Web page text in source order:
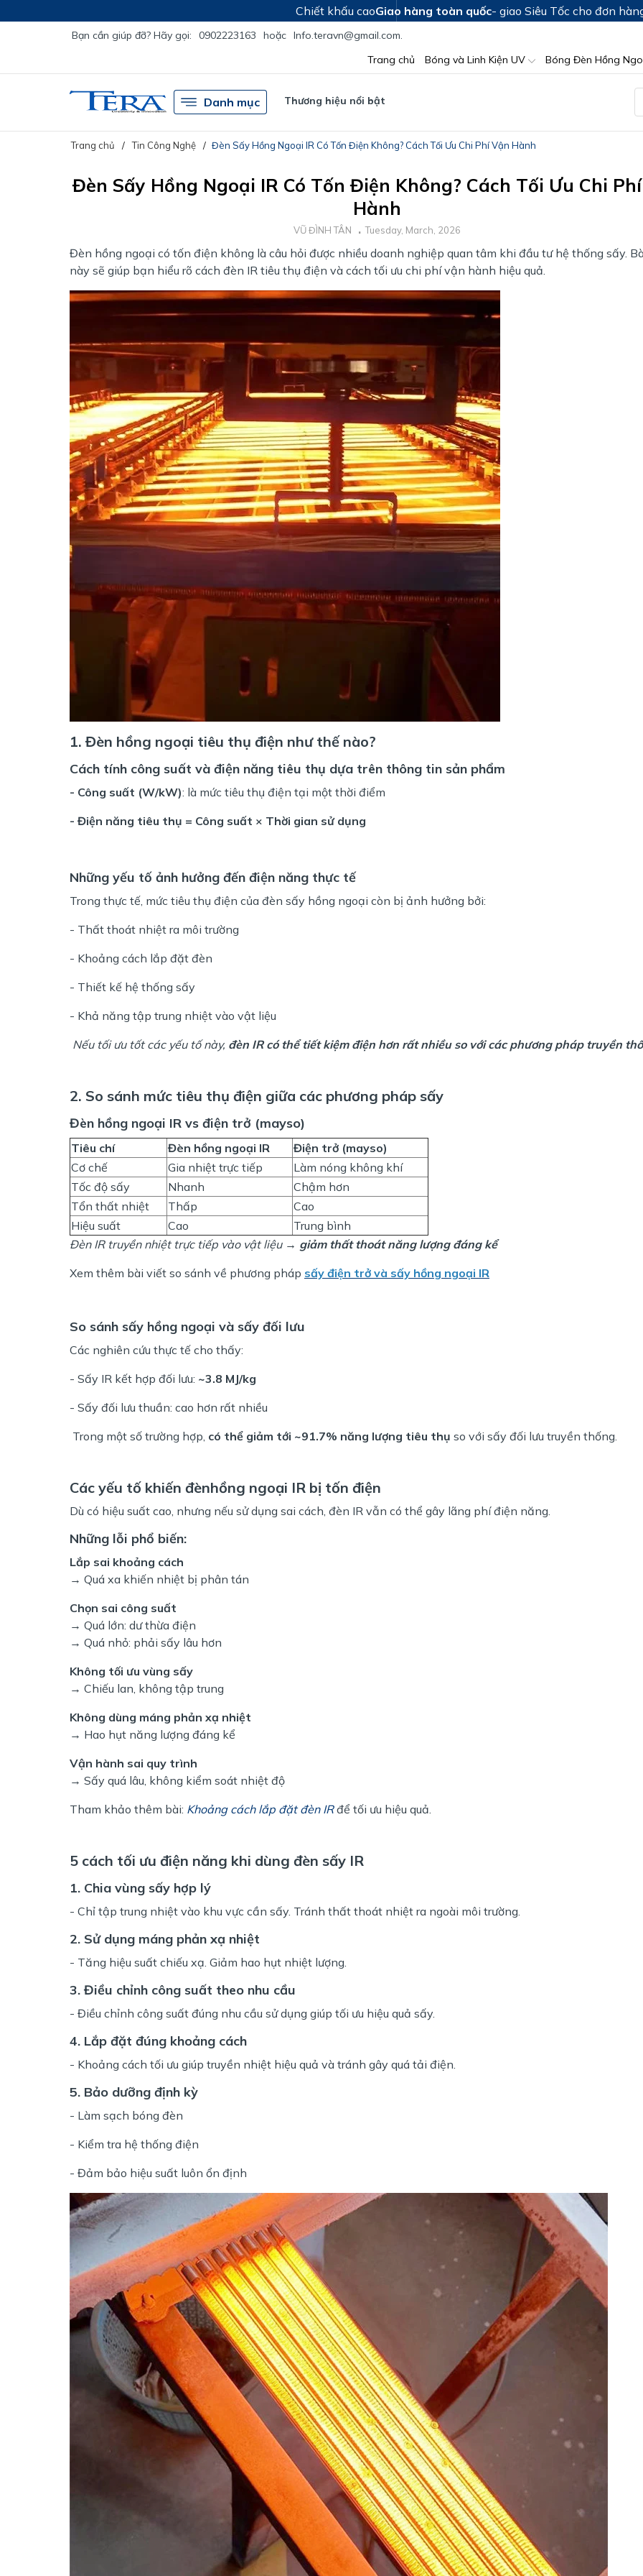
Chiết khấu caoGiao hàng toàn quốc- giao Siêu Tốc cho đơn
Bạn cần giúp đỡ? Hãy gọi: 0902223163 hoặc Info.teravn@gmail.com.
Trang chủ
Bóng và Linh Kiện UV Bóng Đèn Hồng
Danh mục Thương hiệu nổi bật
Trang chủ Tin Công Nghệ Đèn Sấy Hồng Ngoại IR Có Tốn Điện Không? Cách Tối Ưu Chi Phí Vận Hành
Đèn Sấy Hồng Ngoại IR Có Tốn Điện Không? Cách Tối Ưu Chi
Hành
VŨ ĐÌNH TÂN Tuesday, March, 2026
Đèn hồng ngoại có tốn điện không là câu hỏi được nhiều doanh nghiệp quan tâm khi đầu tư hệ thống sấy.
này sẽ giúp bạn hiểu rõ cách đèn IR tiêu thụ điện và cách tối ưu chi phí vận hành hiệu quả.
1. Đèn hồng ngoại tiêu thụ điện như thế nào?
Cách tính công suất và điện năng tiêu thụ dựa trên thông tin sản phẩm
- Công suất (W/kW): là mức tiêu thụ điện tại một thời điểm
- Điện năng tiêu thụ = Công suất × Thời gian sử dụng
Những yếu tố ảnh hưởng đến điện năng thực tế
Trong thực tế, mức tiêu thụ điện của đèn sấy hồng ngoại còn bị ảnh hưởng bởi:
- Thất thoát nhiệt ra môi trường
- Khoảng cách lắp đặt đèn
- Thiết kế hệ thống sấy
- Khả năng tập trung nhiệt vào vật liệu
Nếu tối ưu tốt các yếu tố này, đèn IR có thể tiết kiệm điện hơn rất nhiều so với các phương pháp truyền
2. So sánh mức tiêu thụ điện giữa các phương pháp sấy
Đèn hồng ngoại IR vs điện trở (mayso)
Tiêu chí Đèn hồng ngoại IR
Điện trở (mayso)
Cơ chế
Gia nhiệt trực tiếp
Làm nóng không khí
Tốc độ sấy
Nhanh
Chậm hơn
Tổn thất nhiệt
Thấp
Cao
Hiệu suất
Cao
Trung bình
Đèn IR truyền nhiệt trực tiếp vào vật liệu → giảm thất thoát năng lượng đáng kể
Xem thêm bài viết so sánh về phương pháp sấy điện trở và sấy hồng ngoại IR
So sánh sấy hồng ngoại và sấy đối lưu
Các nghiên cứu thực tế cho thấy:
- Sấy IR kết hợp đối lưu: ~3.8 MJ/kg
- Sấy đối lưu thuần: cao hơn rất nhiều
Trong một số trường hợp, có thể giảm tới ~91.7% năng lượng tiêu thụ so với sấy đối lưu truyền thống.
Các yếu tố khiến đènhồng ngoại IR bị tốn điện
Dù có hiệu suất cao, nhưng nếu sử dụng sai cách, đèn IR vẫn có thể gây lãng phí điện năng.
Những lỗi phổ biến:
Lắp sai khoảng cách
→ Quá xa khiến nhiệt bị phân tán
Chọn sai công suất
→ Quá lớn: dư thừa điện
→ Quá nhỏ: phải sấy lâu hơn
Không tối ưu vùng sấy
→ Chiếu lan, không tập trung
Không dùng máng phản xạ nhiệt
→ Hao hụt năng lượng đáng kể
Vận hành sai quy trình
→ Sấy quá lâu, không kiểm soát nhiệt độ
Tham khảo thêm bài: Khoảng cách lắp đặt đèn IRđể tối ưu hiệu quả.
5 cách tối ưu điện năng khi dùng đèn sấy IR
1. Chia vùng sấy hợp lý
- Chỉ tập trung nhiệt vào khu vực cần sấy. Tránh thất thoát nhiệt ra ngoài môi trường.
2. Sử dụng máng phản xạ nhiệt
- Tăng hiệu suất chiếu xạ. Giảm hao hụt nhiệt lượng.
3. Điều chỉnh công suất theo nhu cầu
- Điều chỉnh công suất đúng nhu cầu sử dụng giúp tối ưu hiệu quả sấy.
4. Lắp đặt đúng khoảng cách
- Khoảng cách tối ưu giúp truyền nhiệt hiệu quả và tránh gây quá tải điện.
5. Bảo dưỡng định kỳ
- Làm sạch bóng đèn
- Kiểm tra hệ thống điện
- Đảm bảo hiệu suất luôn ổn định